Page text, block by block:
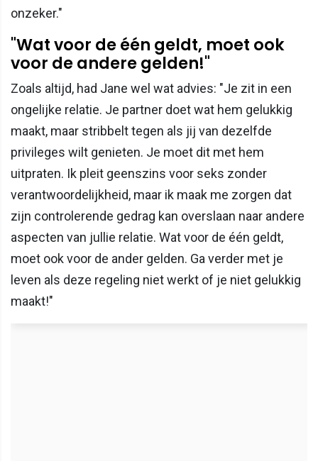
onzeker."
"Wat voor de één geldt, moet ook
voor de andere gelden!"
Zoals altijd, had Jane wel wat advies: "Je zit in een
ongelijke relatie. Je partner doet wat hem gelukkig
maakt, maar stribbelt tegen als jij van dezelfde
privileges wilt genieten. Je moet dit met hem
uitpraten. Ik pleit geenszins voor seks zonder
verantwoordelijkheid, maar ik maak me zorgen dat
zijn controlerende gedrag kan overslaan naar andere
aspecten van jullie relatie. Wat voor de één geldt,
moet ook voor de ander gelden. Ga verder met je
leven als deze regeling niet werkt of je niet gelukkig
maakt!"